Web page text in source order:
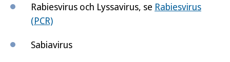
Rabiesvirus och Lyssavirus, se Rabiesvirus
(PCR)
Sabiavirus